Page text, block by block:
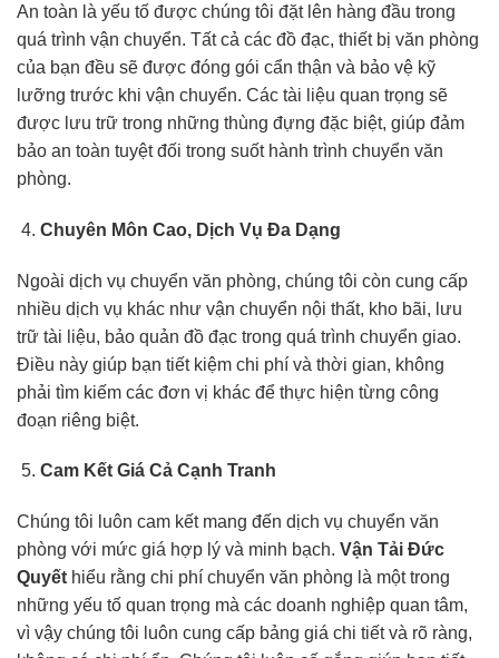
An toàn là yếu tố được chúng tôi đặt lên hàng đầu trong
quá trình vận chuyển. Tất cả các đồ đạc, thiết bị văn phòng
của bạn đều sẽ được đóng gói cẩn thận và bảo vệ kỹ
lưỡng trước khi vận chuyển. Các tài liệu quan trọng sẽ
được lưu trữ trong những thùng đựng đặc biệt, giúp đảm
bảo an toàn tuyệt đối trong suốt hành trình chuyển văn
phòng.
Chuyên Môn Cao, Dịch Vụ Đa Dạng
Ngoài dịch vụ chuyển văn phòng, chúng tôi còn cung cấp
nhiều dịch vụ khác như vận chuyển nội thất, kho bãi, lưu
trữ tài liệu, bảo quản đồ đạc trong quá trình chuyển giao.
Điều này giúp bạn tiết kiệm chi phí và thời gian, không
phải tìm kiếm các đơn vị khác để thực hiện từng công
đoạn riêng biệt.
Cam Kết Giá Cả Cạnh Tranh
Chúng tôi luôn cam kết mang đến dịch vụ chuyển văn
phòng với mức giá hợp lý và minh bạch. Vận Tải Đức
Quyết hiểu rằng chi phí chuyển văn phòng là một trong
những yếu tố quan trọng mà các doanh nghiệp quan tâm,
vì vậy chúng tôi luôn cung cấp bảng giá chi tiết và rõ ràng,